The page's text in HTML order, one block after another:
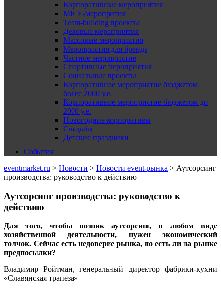
Корпоративные мероприятия
MICE-меропрития
Team-building проекты
Деловые мероприятия
Массовые мероприятия
Мероприятия для бренда
Частное мероприятие
Спортивные мероприятия
Социальные проекты
Корпоративное мероприятие бюджетом
более 2000 у.е.
Корпоративное мероприятие бюджетом до
2000 у.е.
Новогодние корпоративы
Свадьбы
Детские праздники
События
eventmarket.ru > Новости > Новости event-рынка > Аутсорсинг
производства: руководство к действию
Аутсорсинг производства: руководство к
действию
Для того, чтобы возник аутсорсинг, в любом виде
хозяйственной деятельности, нужен экономический
толчок. Сейчас есть недоверие рынка, но есть ли на рынке
предпосылки?
Владимир Ройтман, генеральный директор фабрики-кухни
«Славянская трапеза»